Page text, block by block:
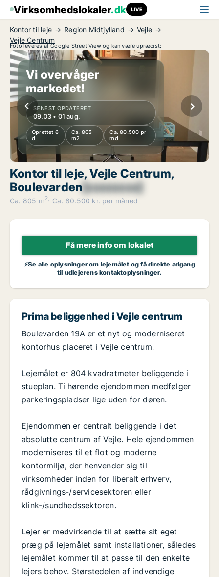
Virksomhedslokaler.dk LIVE
Kontor til leje Region Midtjylland
Vejle
Vejle Centrum
Foto leveres af Google Street View og kan være upræcist:
Vi overvåger
markedet!
SENEST OPDATERET
09.03 • 01 aug.
Oprettet 6
d
Ca. 805
m2
Ca. 80.500 pr
md
Kontor til leje, Vejle Centrum,
Boulevarden[xxxxxxxx]
Ca. 805 m2 Ca. 80.500 kr. per måned
Få mere info om lokalet
⚡Se alle oplysninger om lejemålet og få direkte adgang
til udlejerens kontaktoplysninger.
Prima beliggenhed i Vejle centrum
Boulevarden 19A er et nyt og moderniseret
kontorhus placeret i Vejle centrum.
Lejemålet er 804 kvadratmeter beliggende i
stueplan. Tilhørende ejendommen medfølger
parkeringspladser lige uden for døren.
Ejendommen er centralt beliggende i det
absolutte centrum af Vejle. Hele ejendommen
moderniseres til et flot og moderne
kontormiljø, der henvender sig til
virksomheder inden for liberalt erhverv,
rådgivnings-/servicesektoren eller
klink-/sundhedssektoren.
Lejer er medvirkende til at sætte sit eget
præg på lejemålet samt installationer, således
lejemålet kommer til at passe til den enkelte
lejers behov. Størstedelen af indvendige